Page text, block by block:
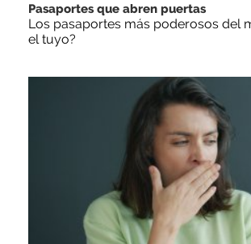
Pasaportes que abren puertas
Los pasaportes más poderosos del
el tuyo?